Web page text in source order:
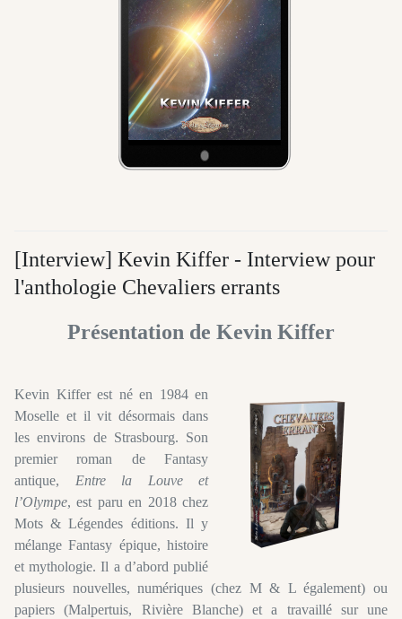
[Interview] Kevin Kiffer - Interview pour
l'anthologie Chevaliers errants
Présentation de Kevin Kiffer
Kevin Kiffer est né en 1984 en
Moselle et il vit désormais dans
les environs de Strasbourg. Son
premier roman de Fantasy
antique, Entre la Louve et
l’Olympe, est paru en 2018 chez
Mots & Légendes éditions. Il y
mélange Fantasy épique, histoire
et mythologie. Il a d’abord publié
plusieurs nouvelles, numériques (chez M & L également) ou
papiers (Malpertuis, Rivière Blanche) et a travaillé sur une